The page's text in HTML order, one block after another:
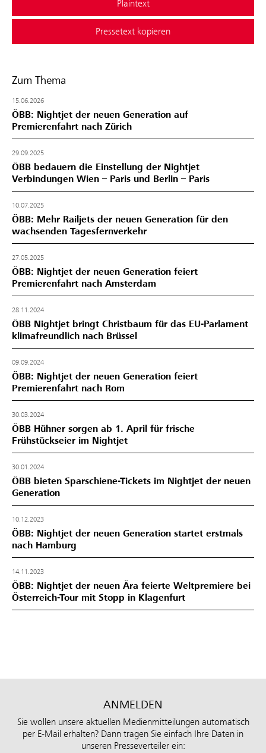
Plaintext
Pressetext kopieren
Zum Thema
15.06.2026
ÖBB: Nightjet der neuen Generation auf
Premierenfahrt nach Zürich
29.09.2025
ÖBB bedauern die Einstellung der Nightjet
Verbindungen Wien – Paris und Berlin – Paris
10.07.2025
ÖBB: Mehr Railjets der neuen Generation für den
wachsenden Tagesfernverkehr
27.05.2025
ÖBB: Nightjet der neuen Generation feiert
Premierenfahrt nach Amsterdam
28.11.2024
ÖBB Nightjet bringt Christbaum für das EU-Parlament
klimafreundlich nach Brüssel
09.09.2024
ÖBB: Nightjet der neuen Generation feiert
Premierenfahrt nach Rom
30.03.2024
ÖBB Hühner sorgen ab 1. April für frische
Frühstückseier im Nightjet
30.01.2024
ÖBB bieten Sparschiene-Tickets im Nightjet der neuen
Generation
10.12.2023
ÖBB: Nightjet der neuen Generation startet erstmals
nach Hamburg
14.11.2023
ÖBB: Nightjet der neuen Ära feierte Weltpremiere bei
Österreich-Tour mit Stopp in Klagenfurt
ANMELDEN
Sie wollen unsere aktuellen Medienmitteilungen automatisch
per E-Mail erhalten? Dann tragen Sie einfach Ihre Daten in
unseren Presseverteiler ein: